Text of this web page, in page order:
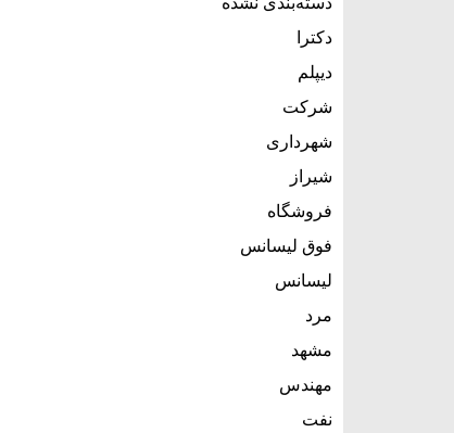
دکترا
دیپلم
شرکت
شهرداری
شیراز
فروشگاه
فوق لیسانس
لیسانس
مرد
مشهد
مهندس
نفت